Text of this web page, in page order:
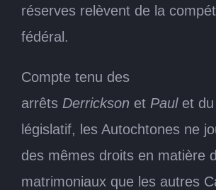
réserves relèvent de la
fédéral.
Compte tenu des
arrêts Derrickson et Paulet du
législatif, les Autochtones ne
des mêmes droits en matière
matrimoniaux que les autres